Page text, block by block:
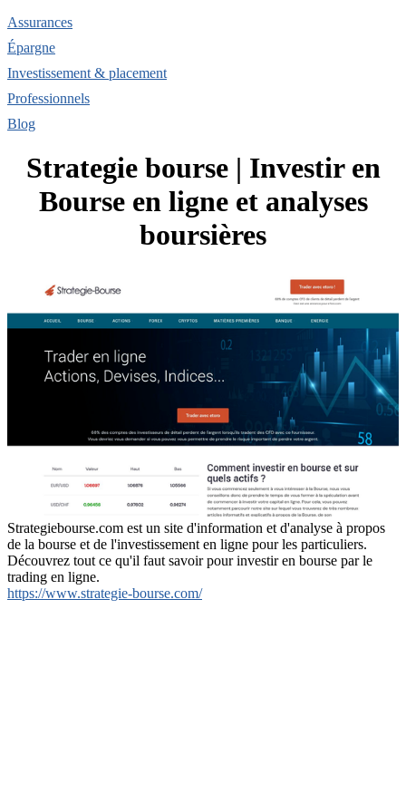
Assurances
Épargne
Investissement & placement
Professionnels
Blog
Strategie bourse | Investir en
Bourse en ligne et analyses
boursières
Strategiebourse.com est un site d'information et d'analyse à propos
de la bourse et de l'investissement en ligne pour les particuliers.
Découvrez tout ce qu'il faut savoir pour investir en bourse par le
trading en ligne.
https://www.strategie-bourse.com/